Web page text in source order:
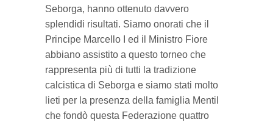
Seborga, hanno ottenuto davvero
splendidi risultati. Siamo onorati che il
Principe Marcello I ed il Ministro Fiore
abbiano assistito a questo torneo che
rappresenta più di tutti la tradizione
calcistica di Seborga e siamo stati molto
lieti per la presenza della famiglia Mentil
che fondò questa Federazione quattro